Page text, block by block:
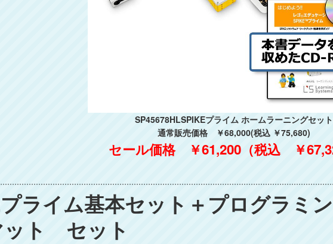
SP45678HLSPIKEプライム ホームラーニングセット
通常販売価格 ￥68,000(税込 ￥75,680)
セール価格 ￥61,200（税込 ￥
ライム基本セット＋プログラミ
ット セット